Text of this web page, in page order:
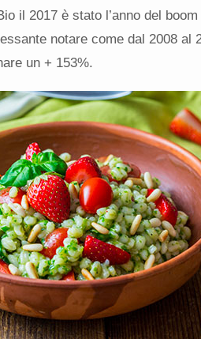
il 2017 è stato l’anno del
notare come dal 2008 al
un + 153%.